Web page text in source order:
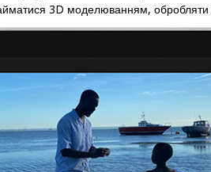
3D моделюванням, обробляти